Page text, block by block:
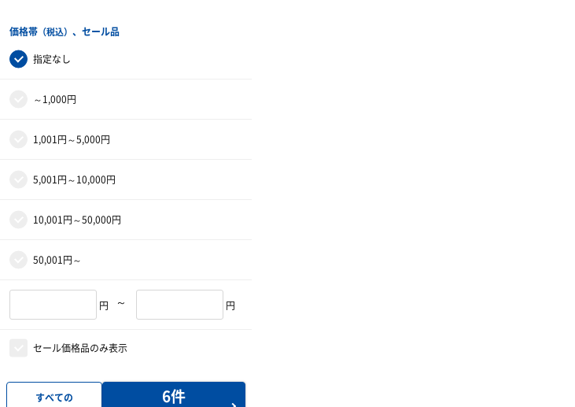
価格帯 （税込） 、セール品
指定なし
～1,000円
1,001円～5,000円
5,001円～10,000円
10,001円～50,000円
50,001円～
円 ～ 円
セール価格品のみ表示
すべての
6件